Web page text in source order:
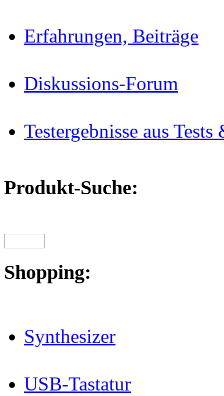
Erfahrungen, Beiträge
Diskussions-Forum
Testergebnisse aus
Produkt-Suche:
Shopping:
Synthesizer
USB-Tastatur